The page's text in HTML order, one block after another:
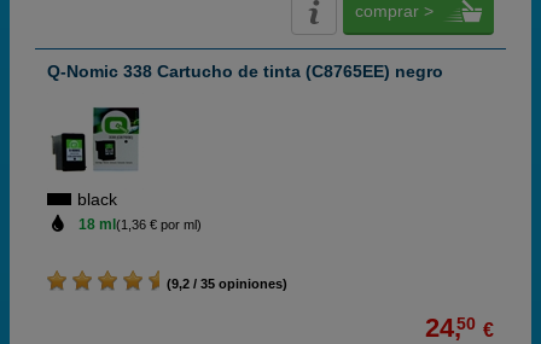
comprar >
Q-Nomic 338 Cartucho de tinta (C8765EE) negro
black
18 ml (1,36 € por ml)
(9,2 / 35 opiniones)
24,50 €